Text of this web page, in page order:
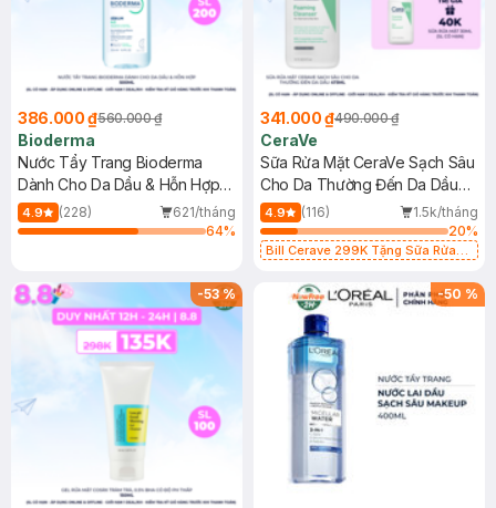
386.000 ₫560.000 ₫
Bioderma
Nước Tẩy Trang Bioderma
Dành Cho Da Dầu & Hỗn Hợp
500ml
4.9 (228)
621/tháng
64%
341.000 ₫490.000 ₫
CeraVe
Sữa Rửa Mặt CeraVe Sạch Sâu
Cho Da Thường Đến Da Dầu
473ml
4.9 (116)
1.5k/tháng
20%
Bill Cerave 299K Tặng Sữa Rửa
-53% -50 %